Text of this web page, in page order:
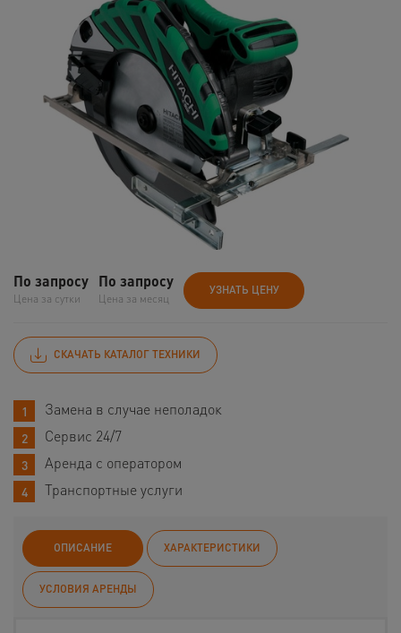
По запросу
Цена за сутки
По запросу
Цена за месяц
УЗНАТЬ ЦЕНУ
СКАЧАТЬ КАТАЛОГ ТЕХНИКИ
Замена в случае неполадок
Сервис 24/7
Аренда с оператором
Транспортные услуги
ОПИСАНИЕ ХАРАКТЕРИСТИКИ
УСЛОВИЯ АРЕНДЫ